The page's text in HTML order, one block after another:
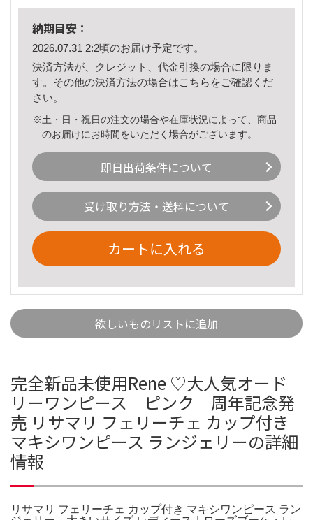
納期目安：
2026.07.31 2:2頃のお届け予定です。
決済方法が、クレジット、代金引換の場合に限りま
す。その他の決済方法の場合はこちら をご確認くだ
さい。
※土・日・祝日の注文の場合や在庫状況によって、商品
のお届けにお時間をいただく場合がございます。
即日出荷条件について
受け取り方法・送料について
カートに入れる
欲しいものリストに追加
完全新品未使用Rene ♡大人気オード
リーワンピース ピンク 周年記念発
売 リサマリ フェリーチェ カップ付き
マキシワンピース ランジェリーの詳細
情報
リサマリ フェリーチェ カップ付き マキシワンピース ラン